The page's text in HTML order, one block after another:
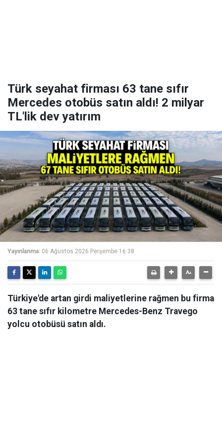
Türk seyahat firması 63 tane sıfır
Mercedes otobüs satın aldı! 2 milyar
TL'lik dev yatırım
Yayınlanma: 06 Ağustos 2026 Perşembe 16:38
Türkiye'de artan girdi maliyetlerine rağmen bu firma
63 tane sıfır kilometre Mercedes-Benz Travego
yolcu otobüsü satın aldı.